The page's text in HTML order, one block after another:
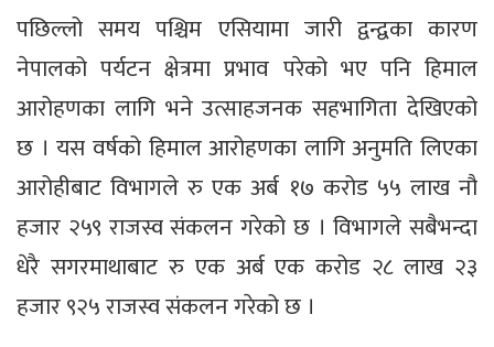
पछिल्लो समय पश्चिम एसियामा जारी द्वन्द्वका कारण
नेपालको पर्यटन क्षेत्रमा प्रभाव परेको भए पनि हिमाल
आरोहणका लागि भने उत्साहजनक सहभागिता देखिएको
छ । यस वर्षको हिमाल आरोहणका लागि अनुमति लिएका
आरोहीबाट विभागले रु एक अर्ब १७ करोड ५५ लाख नौ
हजार २५९ राजस्व संकलन गरेको छ । विभागले सबैभन्दा
धेरै सगरमाथाबाट रु एक अर्ब एक करोड २८ लाख २३
हजार ९२५ राजस्व संकलन गरेको छ ।